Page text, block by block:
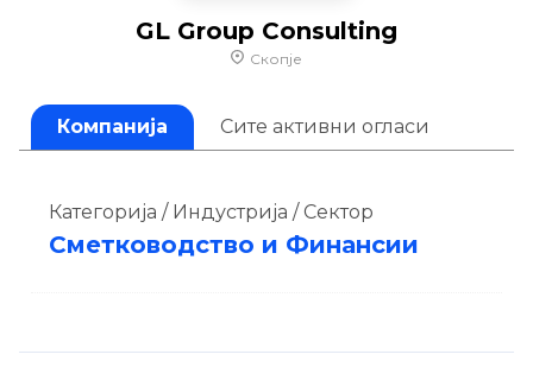
GL Group Consulting
Скопје
Компанија Сите активни огласи
Категорија / Индустрија / Сектор
Сметководство и Финансии